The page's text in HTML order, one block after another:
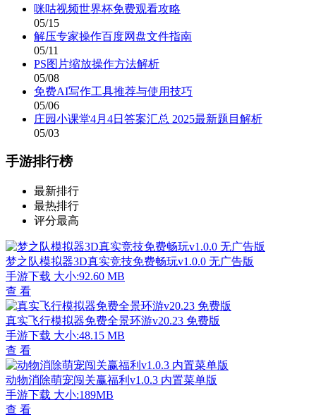
咪咕视频世界杯免费观看攻略
05/15
解压专家操作百度网盘文件指南
05/11
PS图片缩放操作方法解析
05/08
免费AI写作工具推荐与使用技巧
05/06
庄园小课堂4月4日答案汇总 2025最新题目解析
05/03
手游排行榜
最新排行
最热排行
评分最高
梦之队模拟器3D真实竞技免费畅玩v1.0.0 无广告版
手游下载 大小:92.60 MB
查 看
真实飞行模拟器免费全景环游v20.23 免费版
手游下载 大小:48.15 MB
查 看
动物消除萌宠闯关赢福利v1.0.3 内置菜单版
手游下载 大小:189MB
查 看